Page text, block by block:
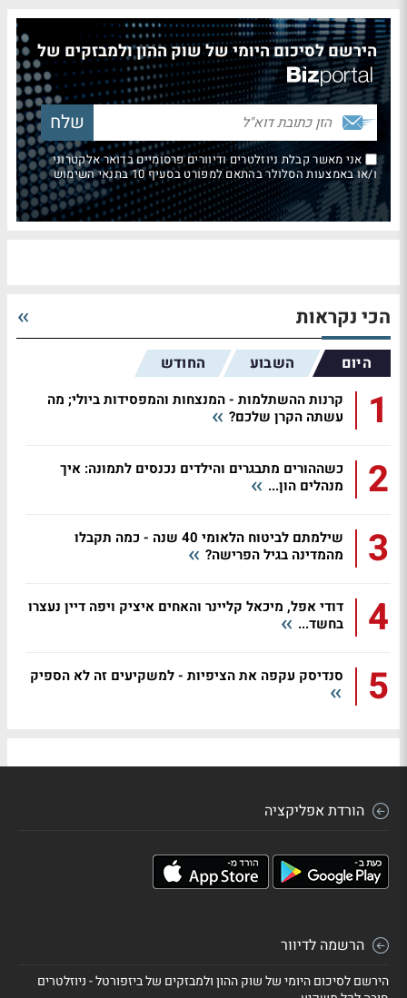
הירשם לסיכום היומי של שוק ההון ולמבזקים של
אני מאשר קבלת ניוזלטרים ודיוורים פרסומיים בדואר אלקטרוני
ו/או באמצעות הסלולר בהתאם למפורט בסעיף 10 בתנאי השימוש
הכי נקראות
היום השבוע החודש
1
קרנות ההשתלמות - המנצחות והמפסידות ביולי; מה
עשתה הקרן שלכם?
2
כשההורים מתבגרים והילדים נכנסים לתמונה: איך
מנהלים הון...
3
שילמתם לביטוח הלאומי 40 שנה - כמה תקבלו
מהמדינה בגיל הפרישה?
4
דודי אפל, מיכאל קליינר והאחים איציק ויפה דיין נעצרו
בחשד...
5 סנדיסק עקפה את הציפיות - למשקיעים זה לא הספיק
הורדת אפליקציה
הרשמה לדיוור
הירשם לסיכום היומי של שוק ההון ולמבזקים של ביזפורטל - ניוזלטרים